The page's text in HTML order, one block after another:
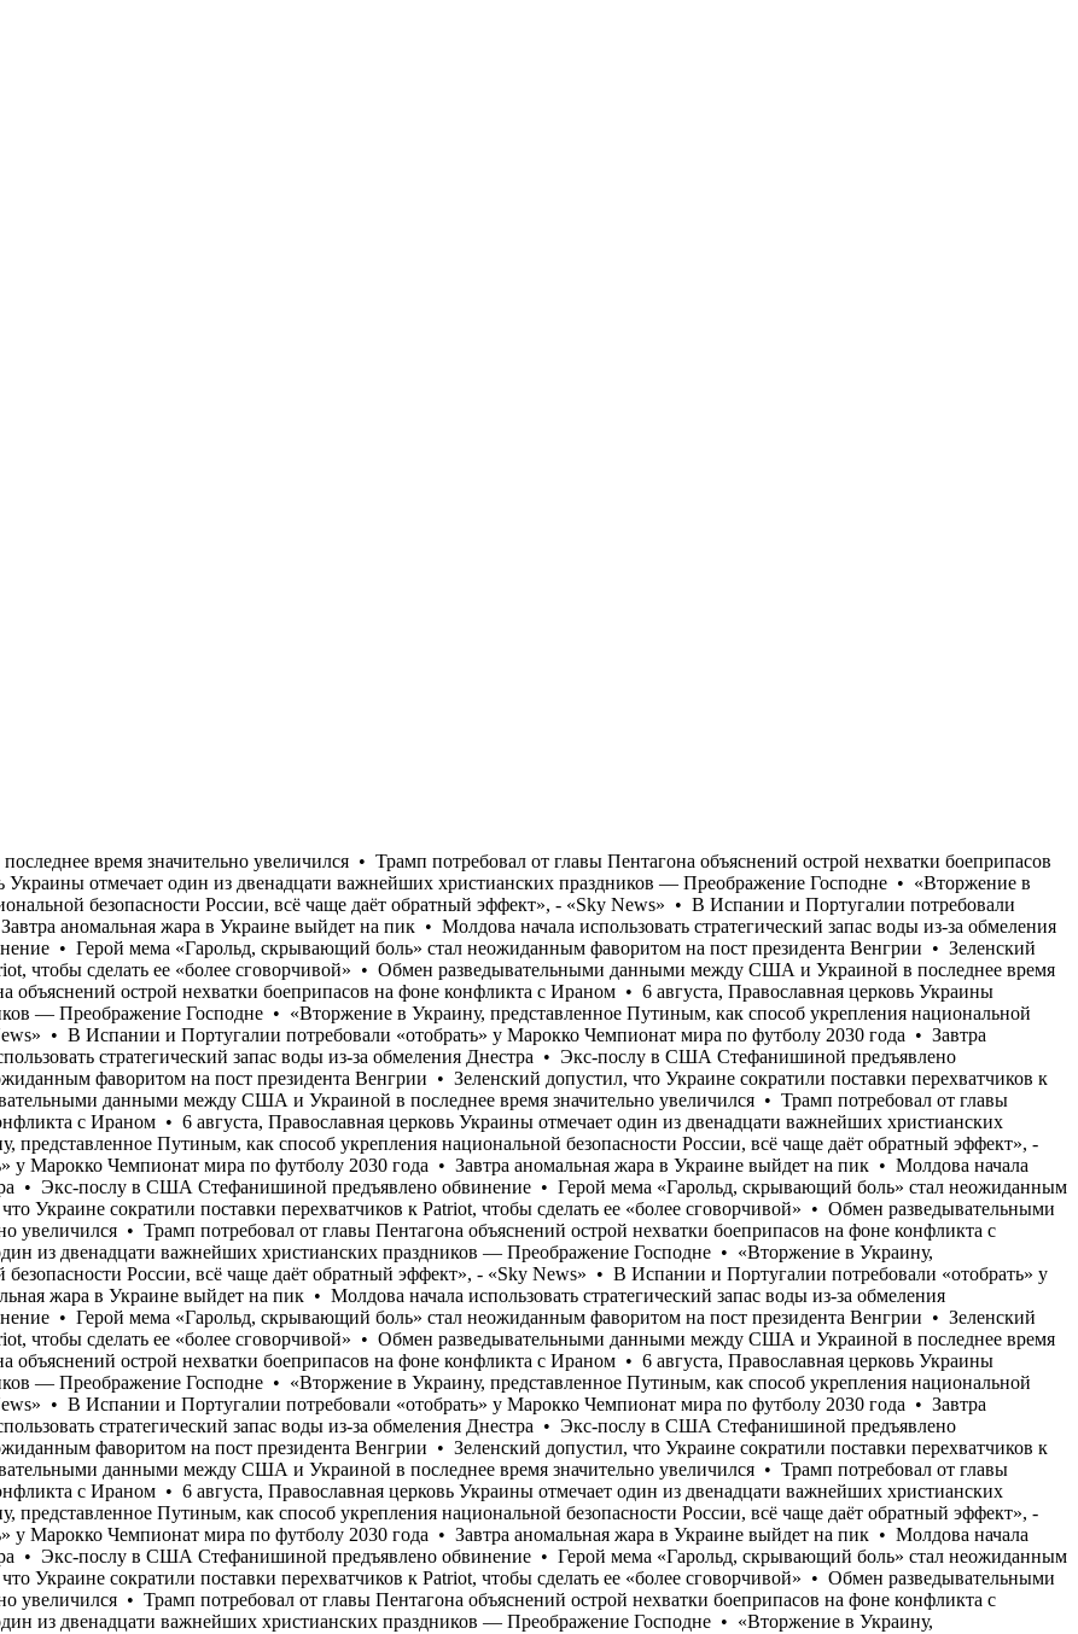
у Марокко Чемпионат мира по футболу 2030 года • Завтра аномальная жара в Украине выйдет на пик • Молдова начала использовать стратегический запас воды из-за обмеления Днестра • Экс-послу в США Стефанишиной предъявлено обвинение • Герой мема «Гарольд, скрывающий боль» стал неожиданным фаворитом на пост президента Венгрии • Зеленский допустил, что Украине сократили поставки перехватчиков к Patriot, чтобы сделать ее «более сговорчивой» • Обмен разведывательными данными между США и Украиной в последнее время значительно увеличился • Трамп потребовал от главы Пентагона объяснений острой нехватки боеприпасов на фоне конфликта с Ираном • 6 августа, Православная церковь Украины отмечает один из двенадцати важнейших христианских праздников — Преображение Господне • «Вторжение в Украину, представленное Путиным, как способ укрепления национальной безопасности России, всё чаще даёт обратный эффект», - «Sky News» • В Испании и Португалии потребовали «отобрать» у Марокко Чемпионат мира по футболу 2030 года • Завтра аномальная жара в Украине выйдет на пик • Молдова начала использовать стратегический запас воды из-за обмеления Днестра • Экс-послу в США Стефанишиной предъявлено обвинение • Герой мема «Гарольд, скрывающий боль» стал неожиданным фаворитом на пост президента Венгрии • Зеленский допустил, что Украине сократили поставки перехватчиков к Patriot, чтобы сделать ее «более сговорчивой» • Обмен разведывательными данными между США и Украиной в последнее время значительно увеличился • Трамп потребовал от главы Пентагона объяснений острой нехватки боеприпасов на фоне конфликта с Ираном • 6 августа, Православная церковь Украины отмечает один из двенадцати важнейших христианских праздников — Преображение Господне • «Вторжение в Украину, представленное Путиным, как способ укрепления национальной безопасности России, всё чаще даёт обратный эффект», - «Sky News» • В Испании и Португалии потребовали «отобрать» у Марокко Чемпионат мира по футболу 2030 года • Завтра аномальная жара в Украине выйдет на пик • Молдова начала использовать стратегический запас воды из-за обмеления Днестра • Экс-послу в США Стефанишиной предъявлено обвинение • Герой мема «Гарольд, скрывающий боль» стал неожиданным фаворитом на пост президента Венгрии • Зеленский допустил, что Украине сократили поставки перехватчиков к Patriot, чтобы сделать ее «более сговорчивой» • Обмен разведывательными данными между США и Украиной в последнее время значительно увеличился • Трамп потребовал от главы Пентагона объяснений острой нехватки боеприпасов на фоне конфликта с Ираном • 6 августа, Православная церковь Украины отмечает один из двенадцати важнейших христианских праздников — Преображение Господне • «Вторжение в Украину, представленное Путиным, как способ укрепления национальной безопасности России, всё чаще даёт обратный эффект», - «Sky News» • В Испании и Португалии потребовали «отобрать» у Марокко Чемпионат мира по футболу 2030 года • Завтра аномальная жара в Украине выйдет на пик • Молдова начала использовать стратегический запас воды из-за обмеления Днестра • Экс-послу в США Стефанишиной предъявлено обвинение • Герой мема «Гарольд, скрывающий боль» стал неожиданным фаворитом на пост президента Венгрии • Зеленский допустил, что Украине сократили поставки перехватчиков к Patriot, чтобы сделать ее «более сговорчивой» • Обмен разведывательными данными между США и Украиной в последнее время значительно увеличился • Трамп потребовал от главы Пентагона объяснений острой нехватки боеприпасов на фоне конфликта с Ираном • 6 августа, Православная церковь Украины отмечает один из двенадцати важнейших христианских праздников — Преображение Господне • «Вторжение в Украину, представленное Путиным, как способ укрепления национальной безопасности России, всё чаще даёт обратный эффект», - «Sky News» • В Испании и Португалии потребовали «отобрать» у Марокко Чемпионат мира по футболу 2030 года • Завтра аномальная жара в Украине выйдет на пик • Молдова начала использовать стратегический запас воды из-за обмеления Днестра • Экс-послу в США Стефанишиной предъявлено обвинение • Герой мема «Гарольд, скрывающий боль» стал неожиданным фаворитом на пост президента Венгрии • Зеленский допустил, что Украине сократили поставки перехватчиков к Patriot, чтобы сделать ее «более сговорчивой» • Обмен разведывательными данными между США и Украиной в последнее время значительно увеличился • Трамп потребовал от главы Пентагона объяснений острой нехватки боеприпасов на фоне конфликта с Ираном • 6 августа, Православная церковь Украины отмечает один из двенадцати важнейших христианских праздников — Преображение Господне • «Вторжение в Украину, представленное Путиным, как способ укрепления национальной безопасности России, всё чаще даёт обратный эффект», - «Sky News» • В Испании и Португалии потребовали «отобрать» у Марокко Чемпионат мира по футболу 2030 года • Завтра аномальная жара в Украине выйдет на пик • Молдова начала использовать стратегический запас воды из-за обмеления Днестра • Экс-послу в США Стефанишиной предъявлено обвинение • Герой мема «Гарольд, скрывающий боль» стал неожиданным фаворитом на пост президента Венгрии • Зеленский допустил, что Украине сократили поставки перехватчиков к Patriot, чтобы сделать ее «более сговорчивой» • Обмен разведывательными данными между США и Украиной в последнее время значительно увеличился • Трамп потребовал от главы Пентагона объяснений острой нехватки боеприпасов на фоне конфликта с Ираном • 6 августа, Православная церковь Украины отмечает один из двенадцати важнейших христианских праздников — Преображение Господне • «Вторжение в Украину, представленное Путиным, как способ укрепления национальной безопасности России, всё чаще даёт обратный эффект», - «Sky News» • В Испании и Португалии потребовали «отобрать» у Марокко Чемпионат мира по футболу 2030 года • Завтра аномальная жара в Украине выйдет на пик • Молдова начала использовать стратегический запас воды из-за обмеления Днестра • Экс-послу в США Стефанишиной предъявлено обвинение • Герой мема «Гарольд, скрывающий боль» стал неожиданным фаворитом на пост президента Венгрии • Зеленский допустил, что Украине сократили поставки перехватчиков к Patriot, чтобы сделать ее «более сговорчивой» • Обмен разведывательными данными между США и Украиной в последнее время значительно увеличился • Трамп потребовал от главы Пентагона объяснений острой нехватки боеприпасов на фоне